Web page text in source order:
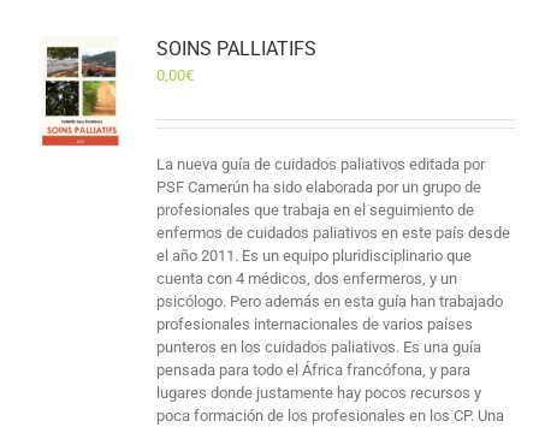
SOINS PALLIATIFS
0,00€
La nueva guía de cuidados paliativos editada por
PSF Camerún ha sido elaborada por un grupo de
profesionales que trabaja en el seguimiento de
enfermos de cuidados paliativos en este país desde
el año 2011. Es un equipo pluridisciplinario que
cuenta con 4 médicos, dos enfermeros, y un
psicólogo. Pero además en esta guía han trabajado
profesionales internacionales de varios países
punteros en los cuidados paliativos. Es una guía
pensada para todo el África francófona, y para
lugares donde justamente hay pocos recursos y
poca formación de los profesionales en los CP. Una